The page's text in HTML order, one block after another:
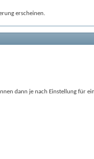
erscheinen.
dann je nach Einstellung für